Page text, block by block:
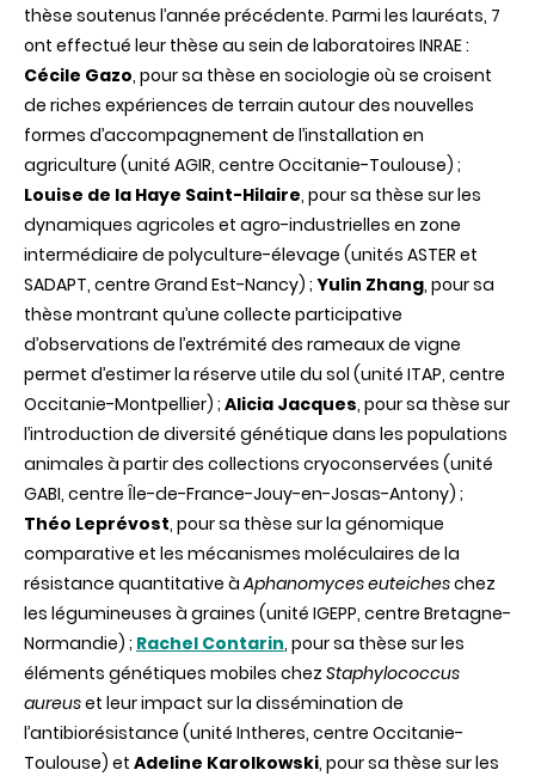
thèse soutenus l’année précédente. Parmi les lauréats, 7
ont effectué leur thèse au sein de laboratoires INRAE :
Cécile Gazo, pour sa thèse en sociologie où se croisent
de riches expériences de terrain autour des nouvelles
formes d’accompagnement de l’installation en
agriculture (unité AGIR, centre Occitanie-Toulouse) ;
Louise de la Haye Saint-Hilaire, pour sa thèse sur les
dynamiques agricoles et agro-industrielles en zone
intermédiaire de polyculture-élevage (unités ASTER et
SADAPT, centre Grand Est-Nancy) ; Yulin Zhang, pour sa
thèse montrant qu’une collecte participative
d’observations de l’extrémité des rameaux de vigne
permet d’estimer la réserve utile du sol (unité ITAP, centre
Occitanie-Montpellier) ; Alicia Jacques, pour sa thèse sur
l’introduction de diversité génétique dans les populations
animales à partir des collections cryoconservées (unité
GABI, centre Ȋle-de-France-Jouy-en-Josas-Antony) ;
Théo Leprévost, pour sa thèse sur la génomique
comparative et les mécanismes moléculaires de la
résistance quantitative àAphanomyces euteicheschez
les légumineuses à graines (unité IGEPP, centre Bretagne-
Normandie) ; Rachel Contarin, pour sa thèse sur les
éléments génétiques mobiles chez Staphylococcus
aureuset leur impact sur la dissémination de
l’antibiorésistance (unité Intheres, centre Occitanie-
Toulouse) et Adeline Karolkowski, pour sa thèse sur les